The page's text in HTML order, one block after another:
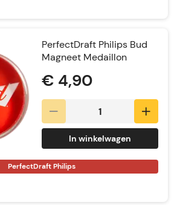
PerfectDraft Philips Bud
Magneet Medaillon
€ 4,90
In winkelwagen
PerfectDraft Philips